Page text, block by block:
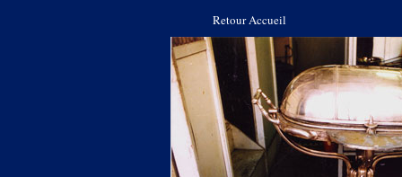
Retour Accueil